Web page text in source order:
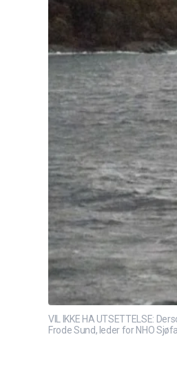
VIL IKKE HA UTSETTELSE:
Frode Sund, leder for NHO